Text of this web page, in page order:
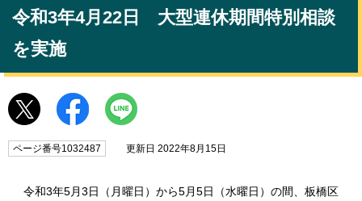
令和3年4月22日 大型連休期間特別相談
を実施
ページ番号1032487 更新日 2022年8月15日
令和3年5月3日（月曜日）から5月5日（水曜日）の間、板橋区